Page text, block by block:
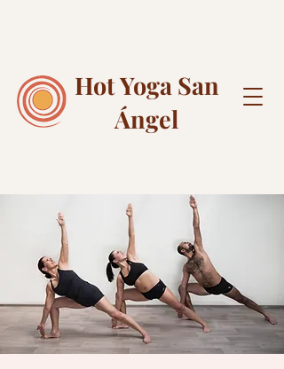
Hot Yoga San
Ángel